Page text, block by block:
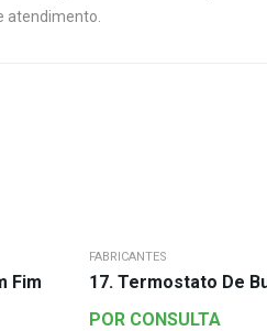
atendimento.
Fim
FABRICANTES
17. Termostato De
POR CONSULTA